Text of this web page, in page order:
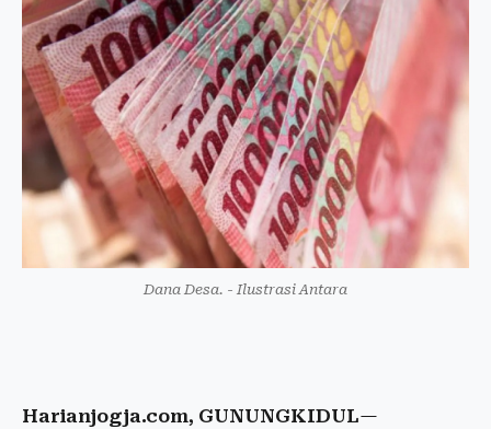
Dana Desa. - Ilustrasi Antara
Harianjogja.com, GUNUNGKIDUL—